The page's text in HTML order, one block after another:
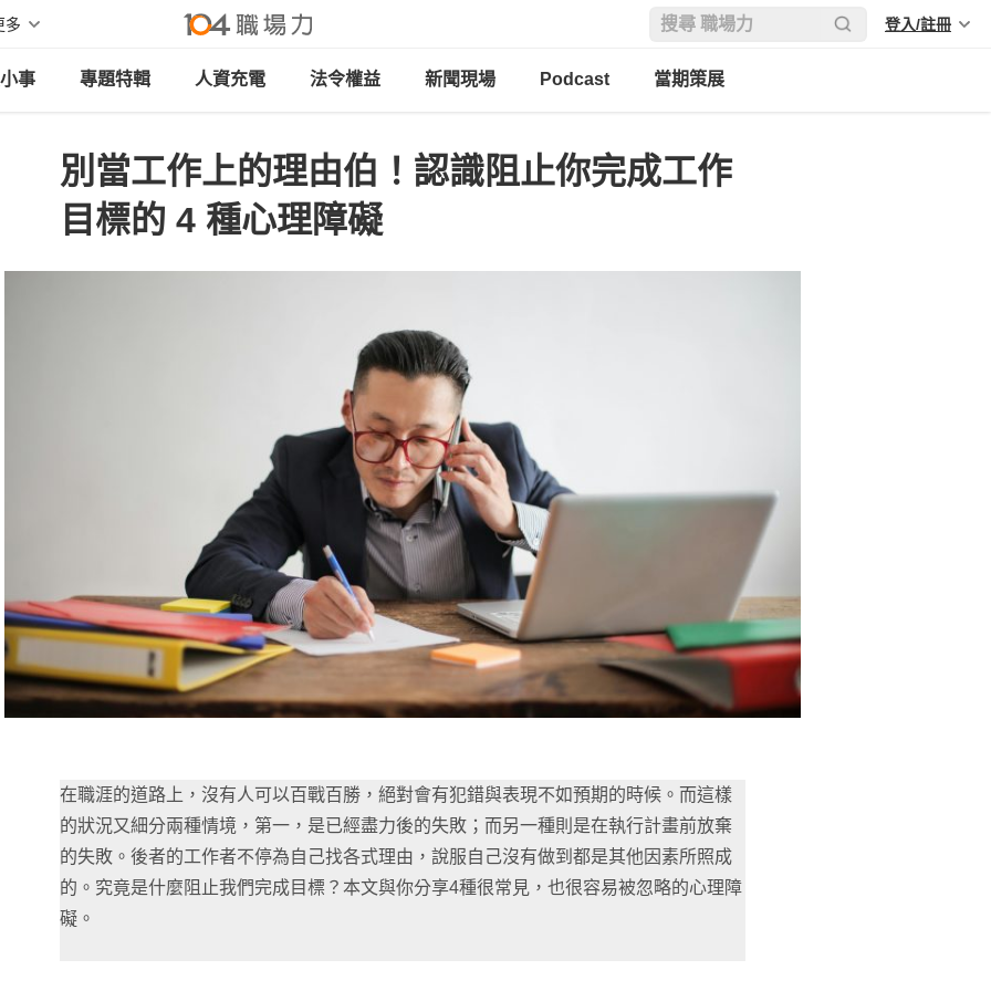
多 登入/註冊
事 專題特輯 人資充電 法令權益 新聞現場 Podcast 當期策展
別當工作上的理由伯！認識阻止你完成工作
目標的 4 種心理障礙
在職涯的道路上，沒有人可以百戰百勝，絕對會有犯錯與表現不如預期的時候。而這樣
的狀況又細分兩種情境，第一，是已經盡力後的失敗；而另一種則是在執行計畫前放棄
的失敗。後者的工作者不停為自己找各式理由，說服自己沒有做到都是其他因素所照成
的。究竟是什麼阻止我們完成目標？本文與你分享4種很常見，也很容易被忽略的心理障
礙。